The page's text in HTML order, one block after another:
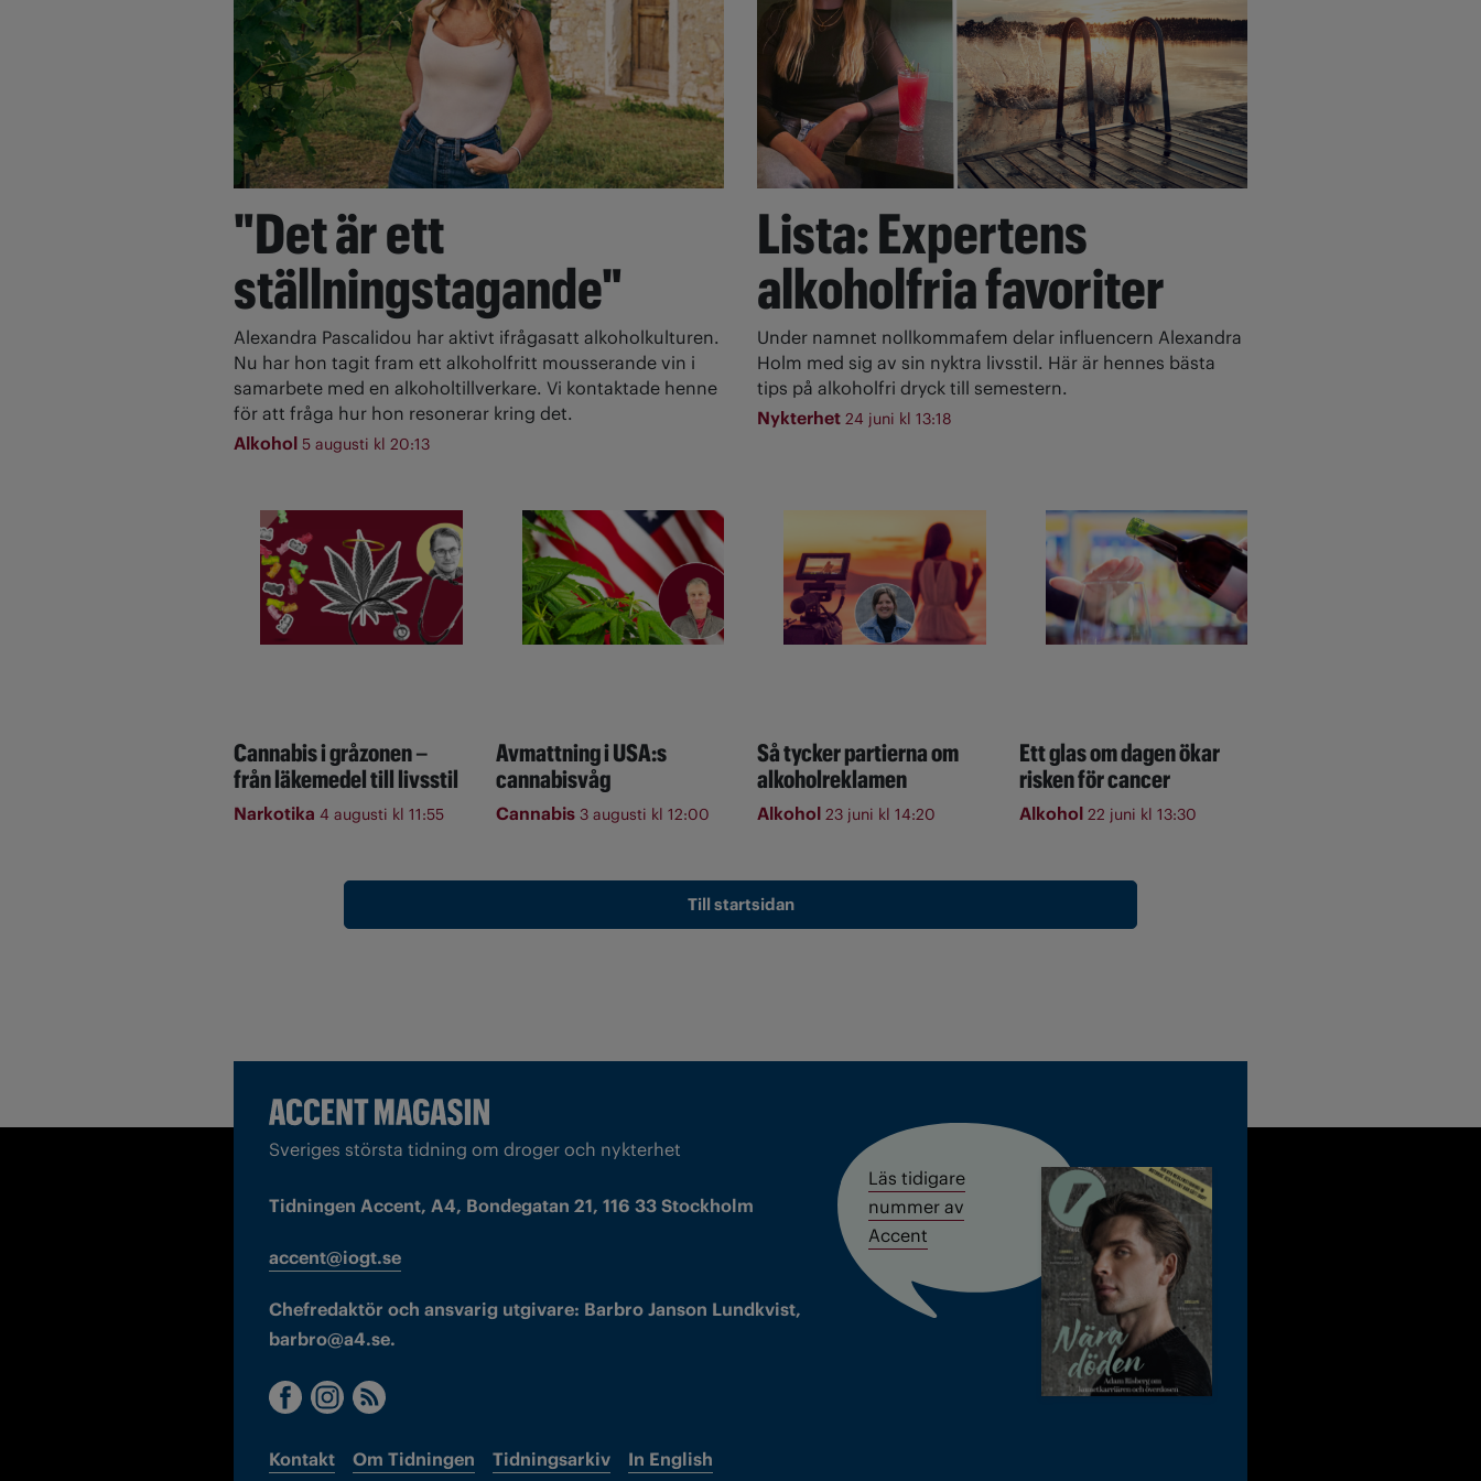
"Det är ett
ställningstagande"
Alexandra Pascalidou har aktivt ifrågasatt alkoholkulturen.
Nu har hon tagit fram ett alkoholfritt mousserande vin i
samarbete med en alkoholtillverkare. Vi kontaktade henne
för att fråga hur hon resonerar kring det.
Alkohol 5 augusti kl 20:13
Cannabis i gråzonen –
från läkemedel till livsstil
Narkotika 4 augusti kl 11:55
Avmattning i USA:s
cannabisvåg
Cannabis 3 augusti kl 12:00
Lista: Expertens
alkoholfria favoriter
Under namnet nollkommafem delar influencern Alexandra
Holm med sig av sin nyktra livsstil. Här är hennes bästa
tips på alkoholfri dryck till semestern.
Nykterhet 24 juni kl 13:18
Så tycker partierna om
alkoholreklamen
Alkohol 23 juni kl 14:20
Ett glas om dagen ökar
risken för cancer
Alkohol 22 juni kl 13:30
Till startsidan
Sveriges största tidning om droger och nykterhet
Tidningen Accent, A4, Bondegatan 21, 116 33 Stockholm
accent@iogt.se
Chefredaktör och ansvarig utgivare: Barbro Janson Lundkvist,
barbro@a4.se.
Kontakt Om Tidningen Tidningsarkiv In English
Läs tidigare
nummer av
Accent